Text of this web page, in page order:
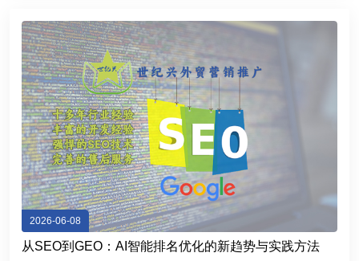
任感，提高询盘
2026-06-08
从SEO到GEO：AI智能排名优化的新趋势与实践方法